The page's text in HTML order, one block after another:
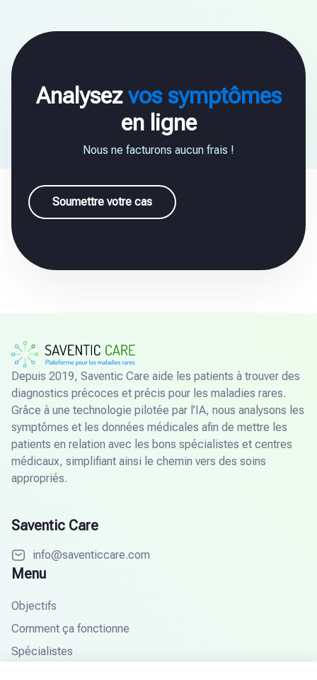
Analysezvos symptômes
en ligne
Nous ne facturons aucun frais !
Soumettre votre cas
Depuis 2019, Saventic Care aide les patients à trouver des
diagnostics précoces et précis pour les maladies rares.
Grâce à une technologie pilotée par l’IA, nous analysons les
symptômes et les données médicales afin de mettre les
patients en relation avec les bons spécialistes et centres
médicaux, simplifiant ainsi le chemin vers des soins
appropriés.
Saventic Care
info@saventiccare.com
Menu
Objectifs
Comment ça fonctionne
Spécialistes